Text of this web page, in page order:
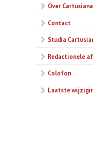
Over
Contact
Studia
Redactionele
Colofon
Laatste